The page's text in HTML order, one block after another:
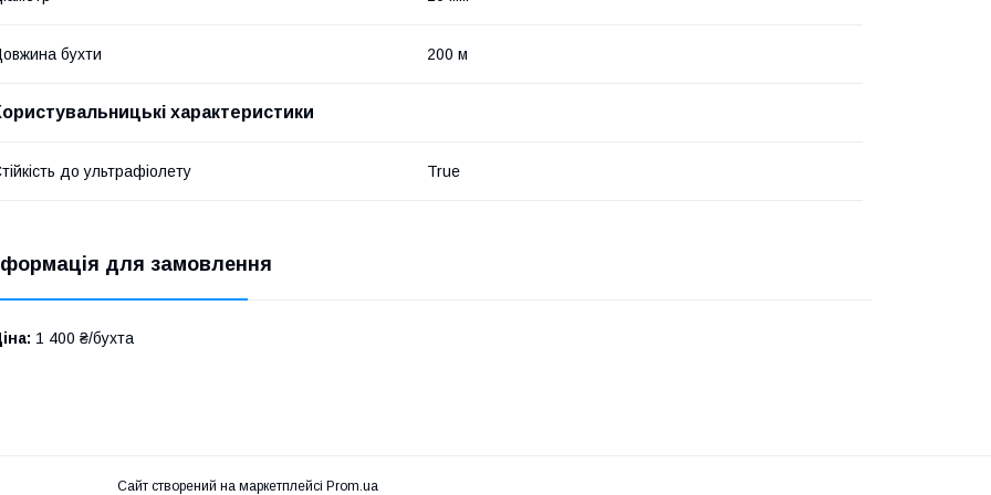
бухти 200 м
характеристики
до ультрафіолету True
для замовлення
1 400 ₴/бухта
Сайт створений на маркетплейсі Prom.ua